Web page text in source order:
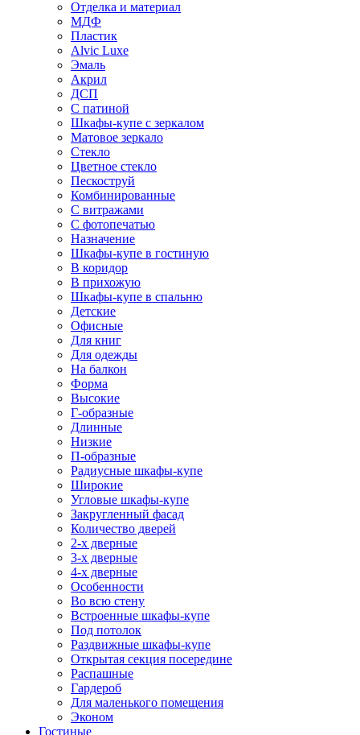
Отделка и материал
МДФ
Пластик
Alvic Luxe
Эмаль
Акрил
ДСП
С патиной
Шкафы-купе с зеркалом
Матовое зеркало
Стекло
Цветное стекло
Пескоструй
Комбинированные
С витражами
С фотопечатью
Назначение
Шкафы-купе в гостиную
В коридор
В прихожую
Шкафы-купе в спальню
Детские
Офисные
Для книг
Для одежды
На балкон
Форма
Высокие
Г-образные
Длинные
Низкие
П-образные
Радиусные шкафы-купе
Широкие
Угловые шкафы-купе
Закругленный фасад
Количество дверей
2-х дверные
3-х дверные
4-х дверные
Особенности
Во всю стену
Встроенные шкафы-купе
Под потолок
Раздвижные шкафы-купе
Открытая секция посередине
Распашные
Гардероб
Для маленького помещения
Эконом
Гостиные